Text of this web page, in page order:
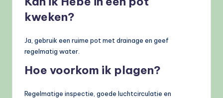
kweken?
Ja, gebruik een ruime pot met drainage en geef
regelmatig water.
Hoe voorkom ik plagen?
Regelmatige inspectie, goede luchtcirculatie en